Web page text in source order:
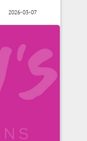
2026-03-07